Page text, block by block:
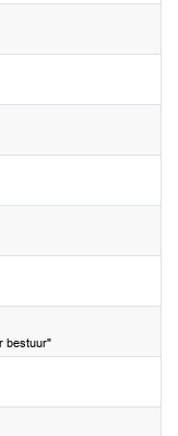
bestuur"